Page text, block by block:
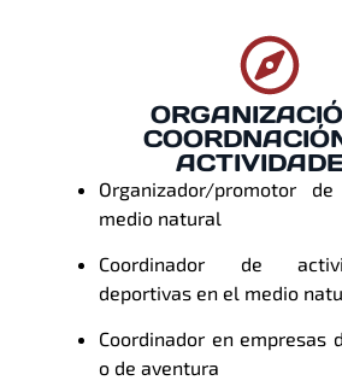
Organizador/promotor
medio natural
Coordinador de
deportivas en el medio
Coordinador en empresas
o de aventura